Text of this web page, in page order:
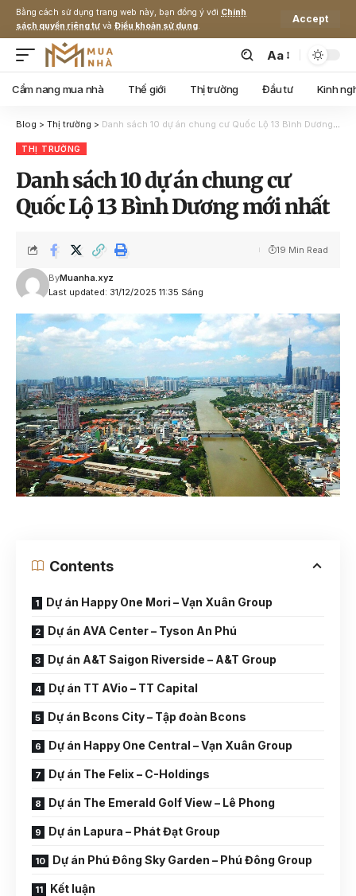
Bằng cách sử dụng trang web này, bạn đồng ý với Chính
sách quyền riêng tư và Điều khoản sử dụng.
Accept
Aa
Cẩm nang mua nhà Thế giới Thị trường Đầu tư Kinh
Blog > Thị trường > Danh sách 10 dự án chung cư Quốc Lộ 13 Bình Dương mới nhất
THỊ TRƯỜNG
Danh sách 10 dự án chung cư
Quốc Lộ 13 Bình Dương mới nhất
Last updated: 31/12/2025 11:35 Sáng
ByMuanha.xyz
19 Min Read
Contents
Dự án Happy One Mori – Vạn Xuân Group
Dự án AVA Center – Tyson An Phú
Dự án A&T Saigon Riverside – A&T Group
Dự án TT AVio – TT Capital
Dự án Bcons City – Tập đoàn Bcons
Dự án Happy One Central – Vạn Xuân Group
Dự án The Felix – C-Holdings
Dự án The Emerald Golf View – Lê Phong
Dự án Lapura – Phát Đạt Group
Dự án Phú Đông Sky Garden – Phú Đông Group
Kết luận